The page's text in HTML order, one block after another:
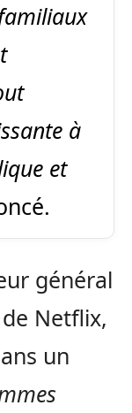
à
et
général
Netflix,
un